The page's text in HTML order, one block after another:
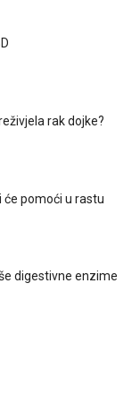
rak dojke?
će pomoći u rastu
digestivne enzime